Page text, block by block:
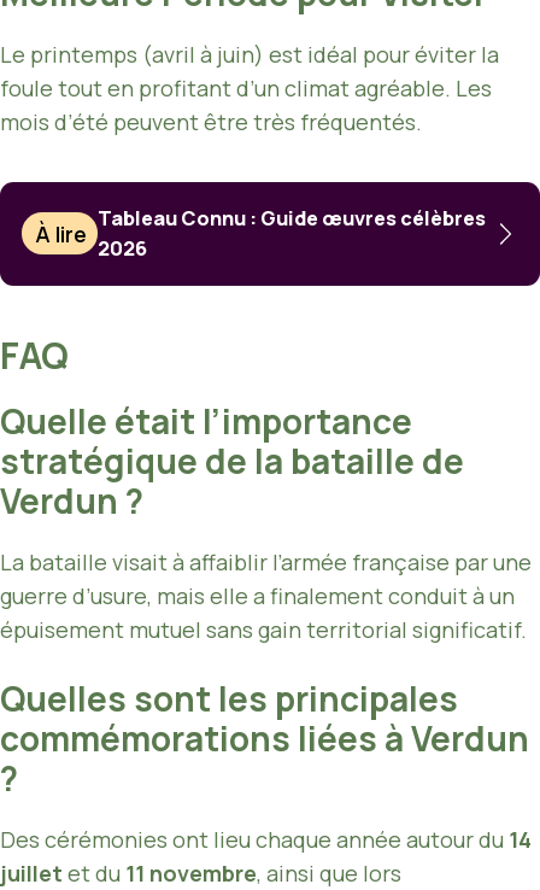
Le printemps (avril à juin) est idéal pour éviter la
foule tout en profitant d’un climat agréable. Les
mois d’été peuvent être très fréquentés.
À lire
Tableau Connu : Guide œuvres célèbres
2026
FAQ
Quelle était l’importance
stratégique de la bataille de
Verdun ?
La bataille visait à affaiblir l’armée française par une
guerre d’usure, mais elle a finalement conduit à un
épuisement mutuel sans gain territorial significatif.
Quelles sont les principales
commémorations liées à Verdun
?
Des cérémonies ont lieu chaque année autour du 14
juillet et du 11 novembre, ainsi que lors